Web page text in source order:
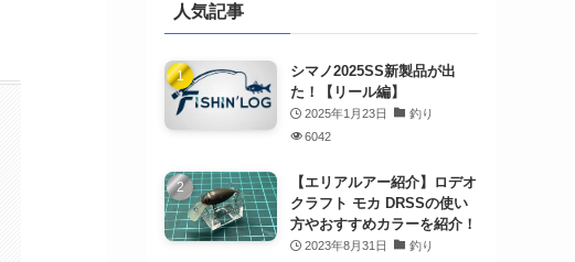
人気記事
シマノ2025SS新製品が出
た！【リール編】
2025年1月23日
釣り
6042
【エリアルアー紹介】ロデオ
クラフト モカ DRSSの使い
方やおすすめカラーを紹介！
2023年8月31日
釣り